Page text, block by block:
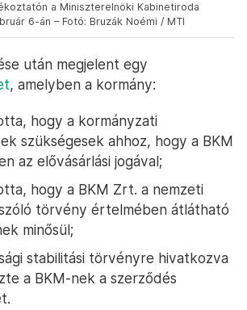
a Miniszterelnöki Kabinetiroda
6-án – Fotó: Bruzák Noémi / MTI
után megjelent egy
, amelyben a kormány:
hogy a kormányzati
szükségesek ahhoz, hogy a BKM
az elővásárlási jogával;
hogy a BKM Zrt. a nemzeti
törvény értelmében átlátható
minősül;
stabilitási törvényre hivatkozva
a BKM-nek a szerződés